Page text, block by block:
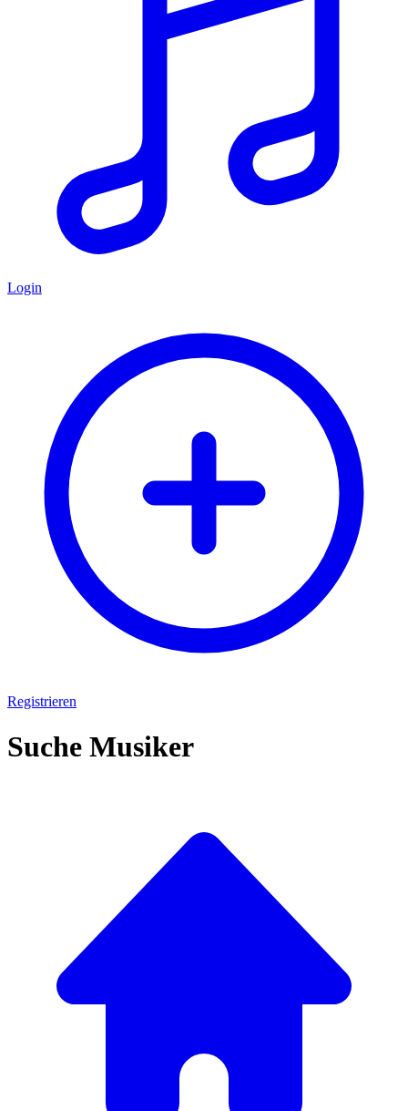
Login
Registrieren
Suche Musiker